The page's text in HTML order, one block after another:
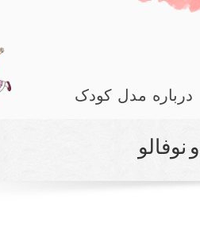
درباره مدل کودک
نوفالو